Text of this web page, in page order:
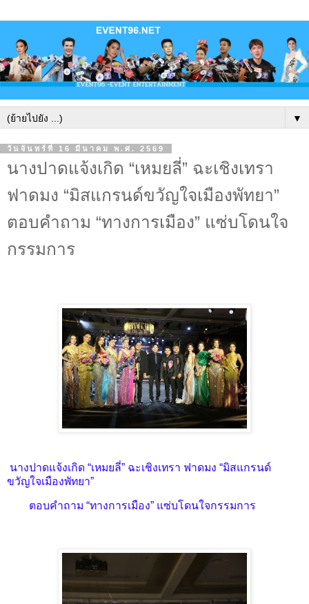
▼
วันจันทร์ที่ 16 มีนาคม พ.ศ. 2569
นางปาดแจ้งเกิด “เหมยลี่” ฉะเชิงเทรา
ฟาดมง “มิสแกรนด์ขวัญใจเมืองพัทยา”
ตอบคำถาม “ทางการเมือง” แซ่บโดนใจ
กรรมการ
นางปาดแจ้งเกิด “เหมยลี่” ฉะเชิงเทรา ฟาดมง “มิสแกรนด์
ขวัญใจเมืองพัทยา”
ตอบคำถาม “ทางการเมือง” แซ่บโดนใจกรรมการ